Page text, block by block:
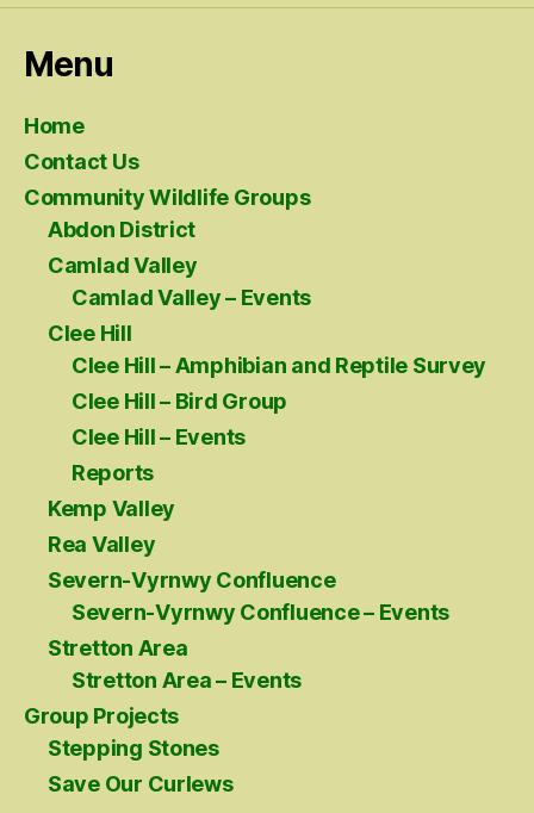
Menu
Home
Contact Us
Community Wildlife Groups
Abdon District
Camlad Valley
Camlad Valley – Events
Clee Hill
Clee Hill – Amphibian and Reptile Survey
Clee Hill – Bird Group
Clee Hill – Events
Reports
Kemp Valley
Rea Valley
Severn-Vyrnwy Confluence
Severn-Vyrnwy Confluence – Events
Stretton Area
Stretton Area – Events
Group Projects
Stepping Stones
Save Our Curlews